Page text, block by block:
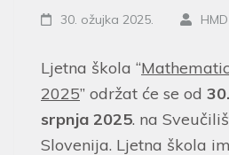
30. ožujka 2025. HMD
Ljetna škola “
2025” održat će se od
srpnja 2025. na
Slovenija. Ljetna škola